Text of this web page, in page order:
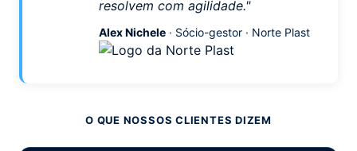
resolvem com agilidade."
Alex Nichele · Sócio-gestor · Norte Plast
O QUE NOSSOS CLIENTES DIZEM